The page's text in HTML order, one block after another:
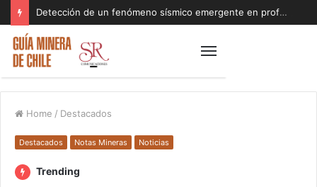
Detección de un fenómeno sísmico emergente en profundidad con riesgos diferentes a los conocidos paraliza Andes Norte
Home / Destacados
Destacados Notas Mineras Noticias
Trending